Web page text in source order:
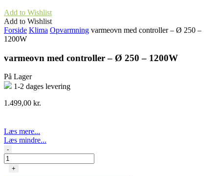
Add to Wishlist
Add to Wishlist
Forside Klima Opvarmning varmeovn med controller – Ø 250 –
1200W
varmeovn med controller – Ø 250 – 1200W
På Lager
1-2 dages levering
1.499,00 kr.
Læs mere...
Læs mindre...
varmeovn
med
controller
-
+